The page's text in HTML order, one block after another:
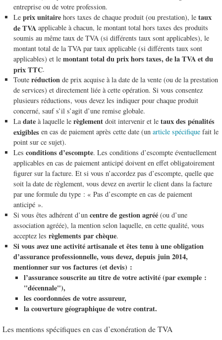
entreprise ou de votre profession.
Le prix unitairehors taxes de chaque produit (ou prestation), le taux
de TVA applicable à chacun, le montant total hors taxes des produits
soumis au même taux de TVA (si différents taux sont applicables), le
montant total de la TVA par taux applicable (si différents taux sont
applicables) et le montant total du prix hors taxes, de la TVA et du
prix TTC.
Toute réductionde prix acquise à la date de la vente (ou de la prestation
de services) et directement liée à cette opération. Si vous consentez
plusieurs réductions, vous devez les indiquer pour chaque produit
concerné, sauf s’il s’agit d’une remise globale.
Ladateà laquelle le règlementdoit intervenir et le taux des pénalités
exigibles en cas de paiement après cette date (un article spécifiquefait le
point sur ce sujet).
Les conditions d’escompte. Les conditions d’escompte éventuellement
applicables en cas de paiement anticipé doivent en effet obligatoirement
figurer sur la facture. Et si vous n’accordez pas d’escompte, quelle que
soit la date de règlement, vous devez en avertir le client dans la facture
par une formule du type : « Pas d’escompte en cas de paiement
anticipé ».
Si vous êtes adhérent d’un centre de gestion agréé(ou d’une
association agréée), la mention selon laquelle, en cette qualité, vous
acceptez les règlements par chèque.
Si vous avez une activité artisanale et êtes tenu à une obligation
d’assurance professionnelle, vous devez, depuis juin 2014,
mentionner sur vos factures (et devis) :
l’assurance souscrite au titre de votre activité (par exemple :
"décennale"),
les coordonnées de votre assureur,
la couverture géographique de votre contrat.
Les mentions spécifiques en cas d’exonération de TVA